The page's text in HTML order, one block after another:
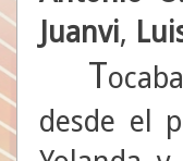
Juanvi,
T
desde el